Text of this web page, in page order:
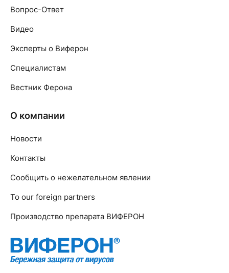
Вопрос-Ответ
Видео
Эксперты о Виферон
Специалистам
Вестник Ферона
О компании
Новости
Контакты
Сообщить о нежелательном явлении
To our foreign partners
Производство препарата ВИФЕРОН